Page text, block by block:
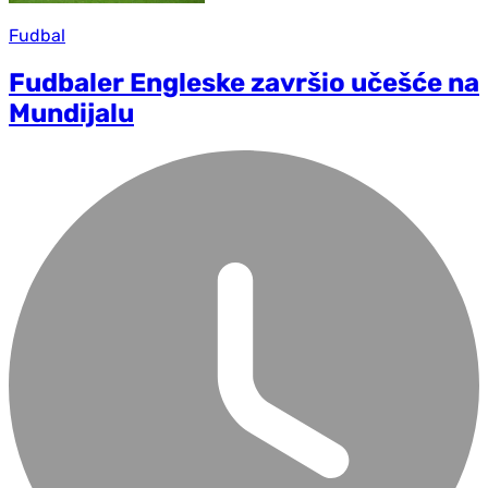
Fudbal
Fudbaler Engleske završio učešće na
Mundijalu